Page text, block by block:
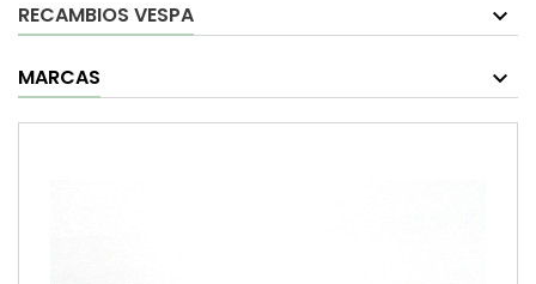
RECAMBIOS VESPA
MARCAS